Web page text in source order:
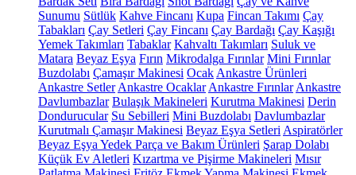
Sunumu Sütlük Kahve Fincanı Kupa Fincan Takımı Çay
Tabakları Çay Setleri Çay Fincanı Çay Bardağı Çay Kaşığı
Yemek Takımları Tabaklar Kahvaltı Takımları Suluk ve
Matara Beyaz Eşya Fırın Mikrodalga Fırınlar Mini Fırınlar
Buzdolabı Çamaşır Makinesi Ocak Ankastre Ürünleri
Ankastre Setler Ankastre Ocaklar Ankastre Fırınlar Ankastre
Davlumbazlar Bulaşık Makineleri Kurutma Makinesi Derin
Dondurucular Su Sebilleri Mini Buzdolabı Davlumbazlar
Kurutmalı Çamaşır Makinesi Beyaz Eşya Setleri Aspiratörler
Beyaz Eşya Yedek Parça ve Bakım Ürünleri Şarap Dolabı
Küçük Ev Aletleri Kızartma ve Pişirme Makineleri Mısır